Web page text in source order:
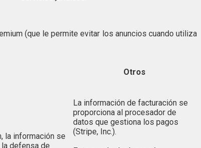
(que le permite evitar los anuncios cuando utiliza
Otros
la información se
defensa de
La información de facturación se
proporciona al procesador de
datos que gestiona los pagos
(Stripe, Inc.).